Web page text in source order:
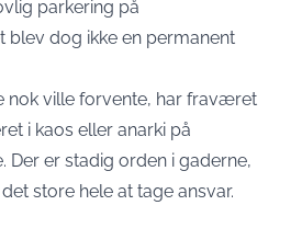
parkering på
blev dog ikke en permanent
nok ville forvente, har fraværet
i kaos eller anarki på
Der er stadig orden i gaderne,
store hele at tage ansvar.